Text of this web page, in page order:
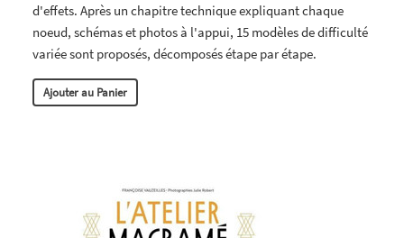
d'effets. Après un chapitre technique expliquant chaque
noeud, schémas et photos à l'appui, 15 modèles de difficulté
variée sont proposés, décomposés étape par étape.
Ajouter au Panier